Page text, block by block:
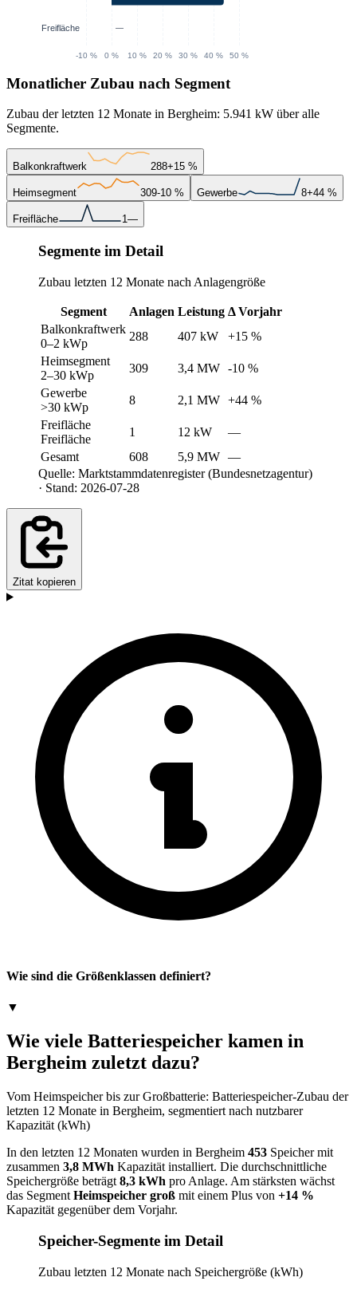
Monatlicher Zubau nach Segment
Zubau der letzten 12 Monate in Bergheim: 5.941 kW über alle
Segmente.
Balkonkraftwerk 288+15 %
Heimsegment 309-10 % Gewerbe 8+44 %
Freifläche 1—
Segmente im Detail
Zubau letzten 12 Monate nach Anlagengröße
Segment Anlagen Leistung Δ Vorjahr
Balkonkraftwerk
0–2 kWp
288 407 kW
+15 %
Heimsegment
2–30 kWp
309 3,4 MW -10 %
Gewerbe
>30 kWp
8 2,1 MW +44 %
Freifläche
Freifläche
1 12 kW
—
Gesamt
608 5,9 MW —
Quelle: Marktstammdatenregister (Bundesnetzagentur)
· Stand: 2026-07-28
Zitat kopieren
Wie sind die Größenklassen definiert?
▼
Wie viele Batteriespeicher kamen in
Bergheim zuletzt dazu?
Vom Heimspeicher bis zur Großbatterie: Batteriespeicher-Zubau der
letzten 12 Monate in Bergheim, segmentiert nach nutzbarer
Kapazität (kWh)
In den letzten 12 Monaten wurden in Bergheim 453 Speicher mit
zusammen 3,8 MWh Kapazität installiert. Die durchschnittliche
Speichergröße beträgt 8,3 kWh pro Anlage. Am stärksten wächst
das Segment Heimspeicher groß mit einem Plus von +14 %
Kapazität gegenüber dem Vorjahr.
Speicher-Segmente im Detail
Zubau letzten 12 Monate nach Speichergröße (kWh)